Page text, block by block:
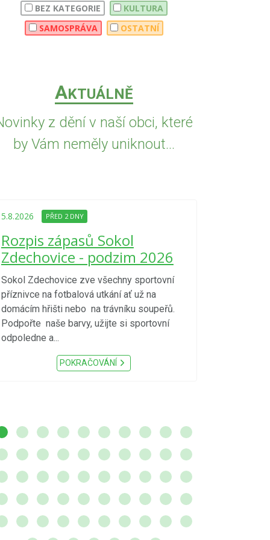
BEZ KATEGORIE
KULTURA
SAMOSPRÁVA
OSTATNÍ
AKTUÁLNĚ
z dění v naší obci, které
by Vám neměly uniknout...
5.8.2026 PŘED 2 DNY
Rozpis zápasů Sokol
Zdechovice - podzim 2026
Sokol Zdechovice zve všechny sportovní
příznivce na fotbalová utkání ať už na
domácím hřišti nebo na trávníku soupeřů.
Podpořte naše barvy, užijte si sportovní
odpoledne a...
POKRAČOVÁNÍ